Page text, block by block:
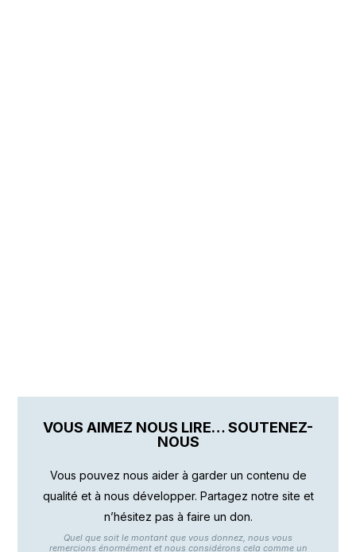
VOUS AIMEZ NOUS LIRE… SOUTENEZ-
NOUS
Vous pouvez nous aider à garder un contenu de
qualité et à nous développer. Partagez notre site et
n’hésitez pas à faire un don.
Quel que soit le montant que vous donnez, nous vous
remercions énormément et nous considérons cela comme un